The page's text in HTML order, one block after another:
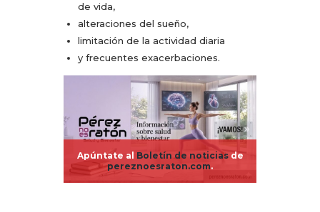
de vida,
alteraciones del sueño,
limitación de la actividad diaria
y frecuentes exacerbaciones.
Apúntate al Boletín de noticiasde
pereznoesraton.com.